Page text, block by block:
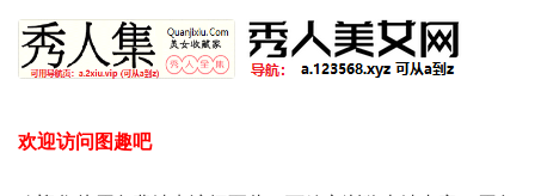
欢迎访问图趣吧